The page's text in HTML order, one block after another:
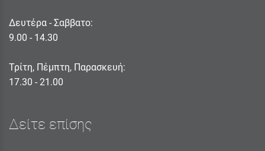
Δευτέρα - Σαββατο:
9.00 - 14.30
Τρίτη, Πέμπτη, Παρασκευή:
17.30 - 21.00
Δείτε επίσης